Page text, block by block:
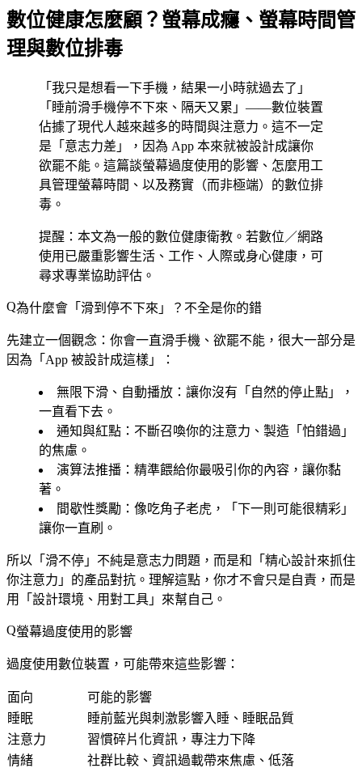
數位健康怎麼顧？螢幕成癮、螢幕時間管
理與數位排毒
「我只是想看一下手機，結果一小時就過去了」
「睡前滑手機停不下來、隔天又累」——數位裝置
佔據了現代人越來越多的時間與注意力。這不一定
是「意志力差」，因為 App 本來就被設計成讓你
欲罷不能。這篇談螢幕過度使用的影響、怎麼用工
具管理螢幕時間、以及務實（而非極端）的數位排
毒。
提醒：本文為一般的數位健康衛教。若數位／網路
使用已嚴重影響生活、工作、人際或身心健康，可
尋求專業協助評估。
為什麼會「滑到停不下來」？不全是你的錯
先建立一個觀念：你會一直滑手機、欲罷不能，很大一部分是
因為「 App 被設計成這樣 」：
無限下滑、自動播放 ：讓你沒有「自然的停止點」，
一直看下去。
通知與紅點 ：不斷召喚你的注意力、製造「怕錯過」
的焦慮。
演算法推播 ：精準餵給你最吸引你的內容，讓你黏
著。
間歇性獎勵 ：像吃角子老虎，「下一則可能很精彩」
讓你一直刷。
所以「滑不停」不純是意志力問題，而是和「精心設計來抓住
你注意力」的產品對抗。理解這點，你才不會只是自責，而是
用「設計環境、用對工具」來幫自己。
螢幕過度使用的影響
過度使用數位裝置，可能帶來這些影響：
面向
可能的影響
睡眠
睡前藍光與刺激影響入睡、睡眠品質
注意力
習慣碎片化資訊，專注力下降
情緒
社群比較、資訊過載帶來焦慮、低落